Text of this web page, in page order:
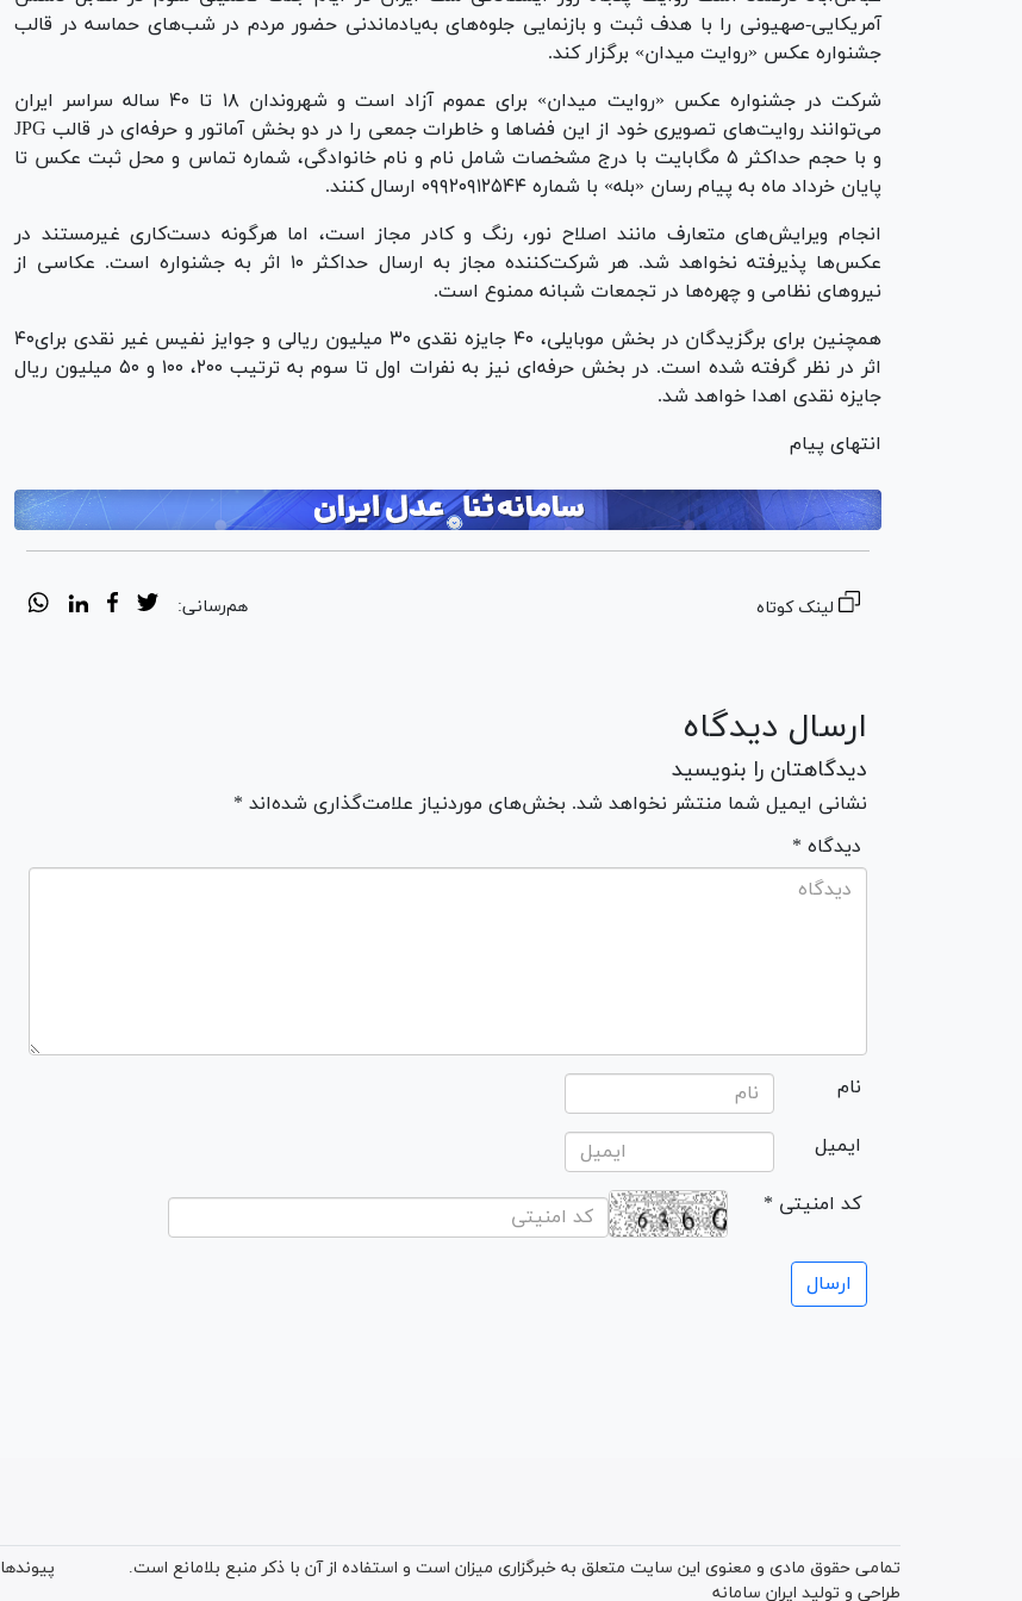
آمریکایی-صهیونی را با هدف ثبت و بازنمایی جلوه‌های به‌یادماندنی حضور مردم در شب‌های حماسه در قالب
جشنواره عکس «روایت میدان» برگزار کند.
شرکت در جشنواره عکس «روایت میدان» برای عموم آزاد است و شهروندان ۱۸ تا ۴۰ ساله سراسر ایران
می‌توانند روایت‌های تصویری خود از این فضا‌ها و خاطرات جمعی را در دو بخش آماتور و حرفه‌ای در قالب JPG
و با حجم حداکثر ۵ مگابایت با درج مشخصات شامل نام و نام خانوادگی، شماره تماس و محل ثبت عکس تا
پایان خرداد ماه به پیام رسان «بله» با شماره ۰۹۹۲۰۹۱۲۵۴۴ ارسال کنند.
انجام ویرایش‌های متعارف مانند اصلاح نور، رنگ و کادر مجاز است، اما هرگونه دست‌کاری غیرمستند در
عکس‌ها پذیرفته نخواهد شد. هر شرکت‌کننده مجاز به ارسال حداکثر ۱۰ اثر به جشنواره است. عکاسی از
نیرو‌های نظامی و چهره‌ها در تجمعات شبانه ممنوع است.
همچنین برای برگزیدگان در بخش موبایلی، ۴۰ جایزه نقدی ۳۰ میلیون ریالی و جوایز نفیس غیر نقدی برای۴۰
اثر در نظر گرفته شده است. در بخش حرفه‌ای نیز به نفرات اول تا سوم به ترتیب ۲۰۰، ۱۰۰ و ۵۰ میلیون ریال
جایزه نقدی اهدا خواهد شد.
انتهای پیام
لینک کوتاه هم‌رسانی:
ارسال دیدگاه
دیدگاهتان را بنویسید
نشانی ایمیل شما منتشر نخواهد شد. بخش‌های موردنیاز علامت‌گذاری شده‌اند *
* دیدگاه
نام
ایمیل
* کد امنیتی
تمامی حقوق مادی و معنوی این سایت متعلق به خبرگزاری میزان است و استفاده از آن با ذکر منبع بلامانع است.
طراحی و تولید ایران سامانه
پیوندها